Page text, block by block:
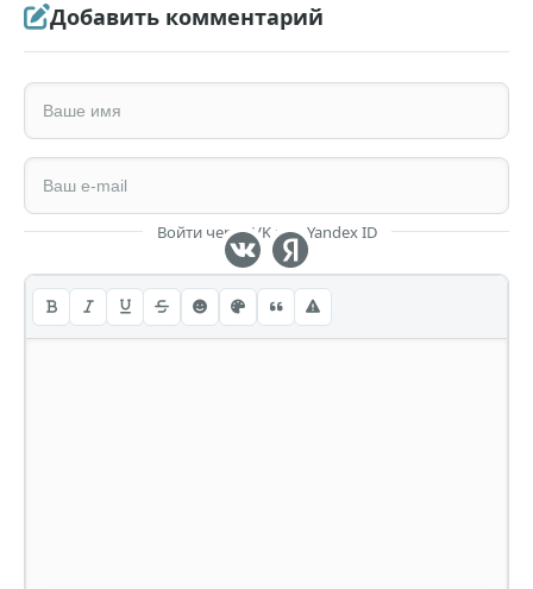
Добавить комментарий
Войти через VK или Yandex ID